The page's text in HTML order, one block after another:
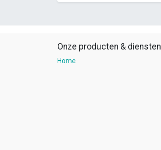
Onze producten & diensten
Home